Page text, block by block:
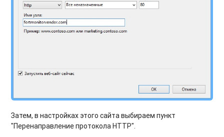
Затем, в настройках этого сайта выбираем пункт
"Перенаправление протокола HTTP".